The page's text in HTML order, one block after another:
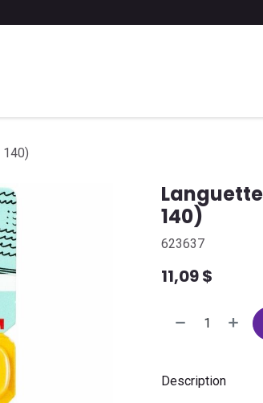
140)
623637
11,09$
Description